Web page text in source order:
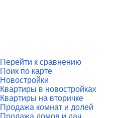
Перейти к сравнению
Поик по карте
Новостройки
Квартиры в новостройках
Квартиры на вторичке
Продажа комнат и долей
Продажа домов и дач